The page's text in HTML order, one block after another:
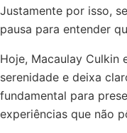
Justamente por isso,
pausa para entender
Hoje, Macaulay Culkin
serenidade e deixa
fundamental para
experiências que não